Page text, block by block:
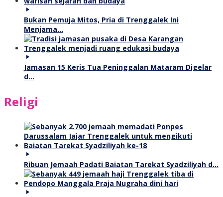
Bukan Pemuja Mitos, Pria di Trenggalek Ini
Menjama…
Jamasan 15 Keris Tua Peninggalan Mataram Digelar
d…
Religi
Ribuan Jemaah Padati Baiatan Tarekat Syadziliyah d…